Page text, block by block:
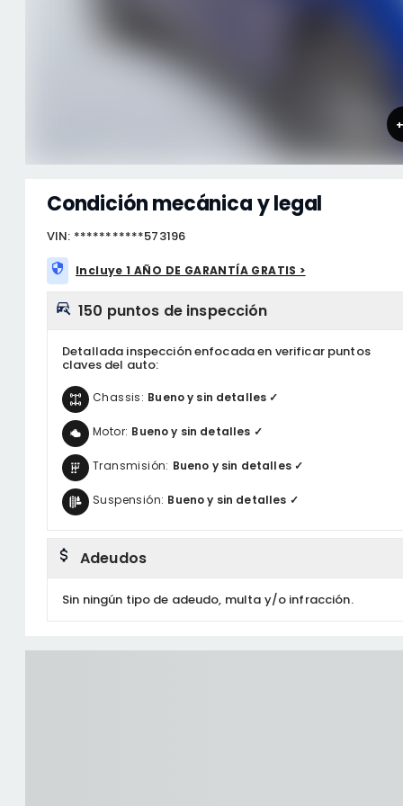
Condición mecánica y legal
VIN: ***********573196
Incluye 1 AÑO DE GARANTÍA GRATIS >
150 puntos de inspección
Detallada inspección enfocada en verificar puntos
claves del auto:
Chassis: Bueno y sin detalles ✓
Motor: Bueno y sin detalles ✓
Transmisión: Bueno y sin detalles ✓
Suspensión: Bueno y sin detalles ✓
Adeudos
Sin ningún tipo de adeudo, multa y/o infracción.